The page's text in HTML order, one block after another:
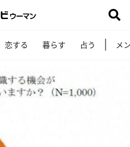
恋する 暮らす 占う メ